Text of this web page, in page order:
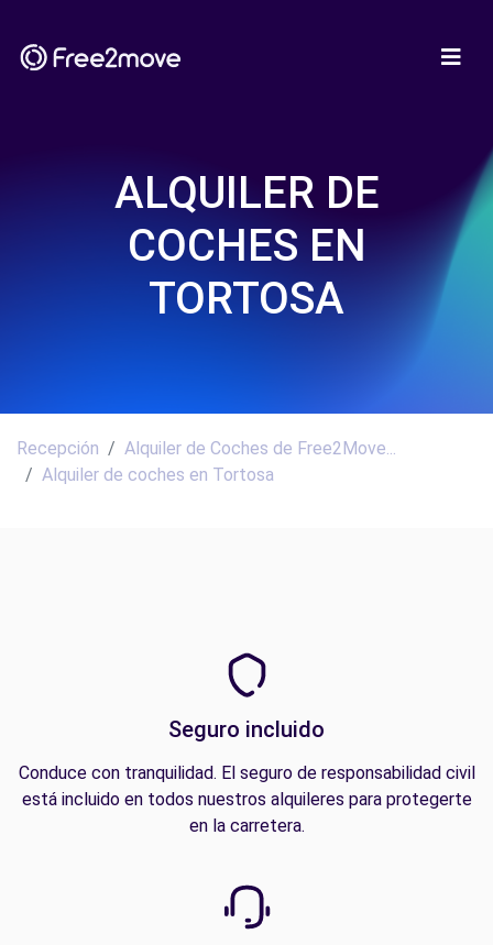
ALQUILER DE
COCHES EN
TORTOSA
Recepción
Alquiler de Coches de Free2Move...
Alquiler de coches en Tortosa
Seguro incluido
Conduce con tranquilidad. El seguro de responsabilidad civil
está incluido en todos nuestros alquileres para protegerte
en la carretera.